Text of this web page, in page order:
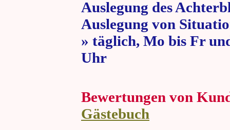
Auslegung des
Auslegung von
» täglich, Mo bis Fr
Uhr » 80
Bewertungen von
Gästebuch